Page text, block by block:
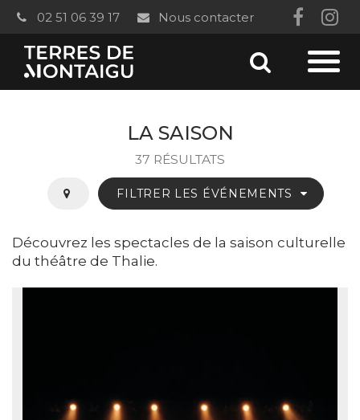
02 51 06 39 17 Nous contacter
Lien
vers
Aller
Aller
LA SAISON
37 RÉSULTATS
FILTRER LES ÉVÉNEMENTS
Découvrez les spectacles de la saison culturelle
du théâtre de Thalie.